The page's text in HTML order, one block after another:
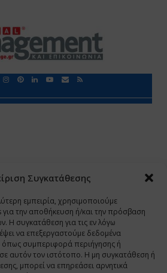
Συγκατάθεσης
εμπειρία, χρησιμοποιούμε
για την αποθήκευση ή/και την πρόσβαση
Η συγκατάθεση για τις εν λόγω
να επεξεργαστούμε δεδομένα
συμπεριφορά περιήγησης ή
αυτόν τον ιστότοπο. Η μη συγκατάθεση ή
μπορεί να επηρεάσει αρνητικά
- 2026 © Χαραμή Α.Ε.
• www.HealthExpo.gr • www.YO.gr
• www.eLearning-
• www.Charami-SA.gr